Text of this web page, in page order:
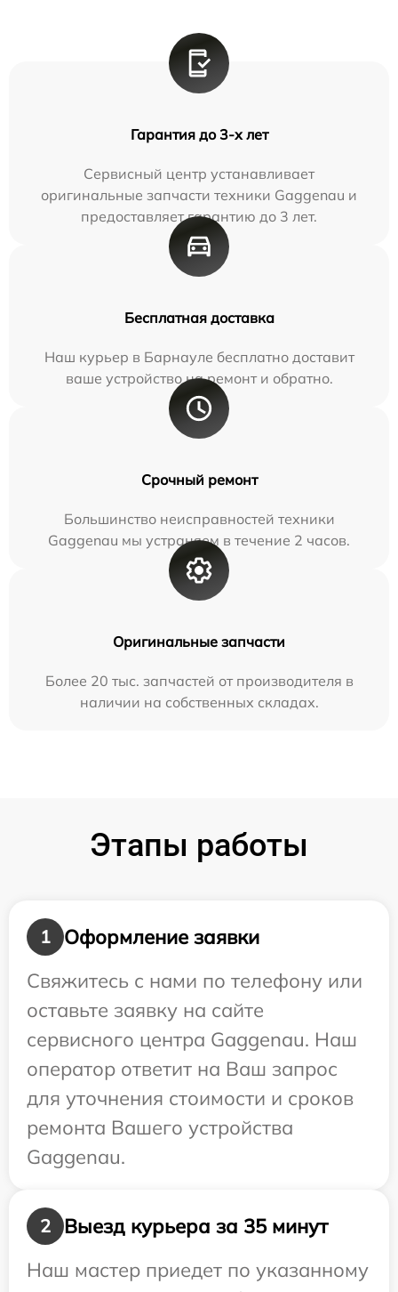
Гарантия до 3-х лет
Сервисный центр устанавливает
оригинальные запчасти техники Gaggenau и
предоставляет гарантию до 3 лет.
Бесплатная доставка
Наш курьер в Барнауле бесплатно доставит
ваше устройство на ремонт и обратно.
Срочный ремонт
Большинство неисправностей техники
Gaggenau мы устраняем в течение 2 часов.
Оригинальные запчасти
Более 20 тыс. запчастей от производителя в
наличии на собственных складах.
Этапы работы
1
Оформление заявки
Свяжитесь с нами по телефону или
оставьте заявку на сайте
сервисного центра Gaggenau. Наш
оператор ответит на Ваш запрос
для уточнения стоимости и сроков
ремонта Вашего устройства
Gaggenau.
2
Выезд курьера за 35 минут
Наш мастер приедет по указанному